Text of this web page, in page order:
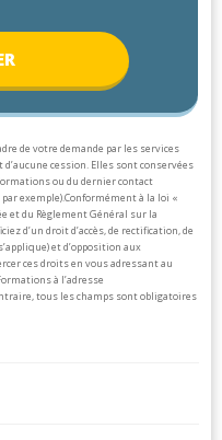
de votre demande par les services
cession. Elles sont conservées
ou du dernier contact
exemple).Conformément à la loi «
et du Règlement Général sur la
d’un droit d’accès, de rectification, de
et d’opposition aux
ces droits en vous adressant au
à l’adresse
tous les champs sont obligatoires